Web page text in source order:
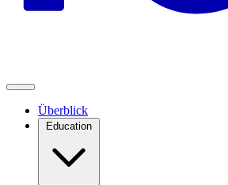
Überblick
Education